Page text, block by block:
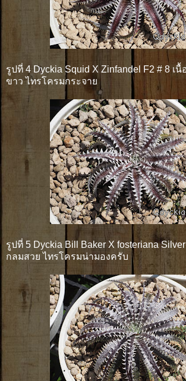
รูปที่ 4 Dyckia Squid X Zinfandel F2 # 8 เ
ขาว ไทรโครมกระจาย
รูปที่ 5 Dyckia Bill Baker X fosteriana
กลมสวย ไทรโครมน่ามองครับ